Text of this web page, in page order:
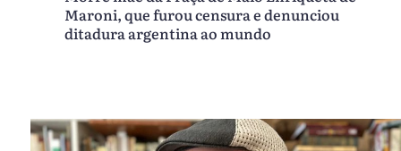
Maroni, que furou censura e denunciou
ditadura argentina ao mundo